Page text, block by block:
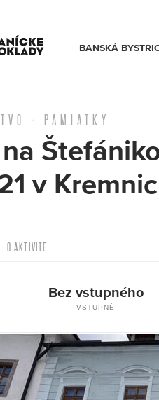
BANSKÁ
- PAMIATKY
v
O AKTIVITE
Bez vstupného
VSTUPNÉ